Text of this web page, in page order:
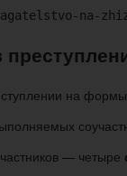
na-
— четыре